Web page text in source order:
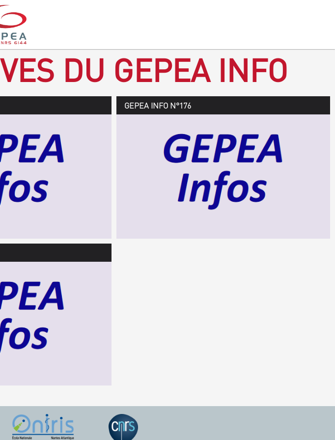
DU GEPEA INFO
GEPEA INFOS
GEPEA Infos n°177
Août > octobre 2019
TÉLÉCHARGEZ LE GEPEA INFOS
GEPEA INFO N°176
GEPEA INFOS